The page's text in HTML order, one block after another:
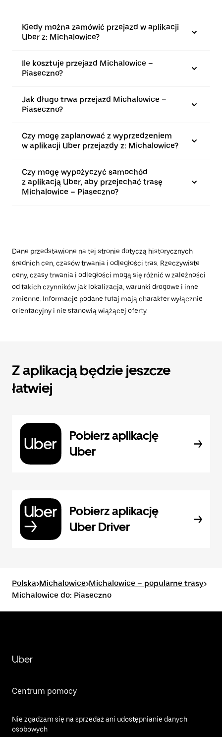
Kiedy można zamówić przejazd w aplikacji
Uber z: Michalowice?
Ile kosztuje przejazd Michalowice –
Piaseczno?
Jak długo trwa przejazd Michalowice –
Piaseczno?
Czy mogę zaplanować z wyprzedzeniem
w aplikacji Uber przejazdy z: Michalowice?
Czy mogę wypożyczyć samochód
z aplikacją Uber, aby przejechać trasę
Michalowice – Piaseczno?
Dane przedstawione na tej stronie dotyczą historycznych
średnich cen, czasów trwania i odległości tras. Rzeczywiste
ceny, czasy trwania i odległości mogą się różnić w zależności
od takich czynników jak lokalizacja, warunki drogowe i inne
zmienne. Informacje podane tutaj mają charakter wyłącznie
orientacyjny i nie stanowią wiążącej oferty.
Z aplikacją będzie jeszcze
łatwiej
Pobierz aplikację
Uber
Pobierz aplikację
Uber Driver
Polska>Michalowice>Michalowice – popularne trasy>
Michalowice do: Piaseczno
Uber
Centrum pomocy
Nie zgadzam się na sprzedaż ani udostępnianie danych
osobowych